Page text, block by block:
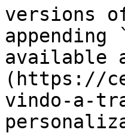
versions
available
(https://
vindo-a-